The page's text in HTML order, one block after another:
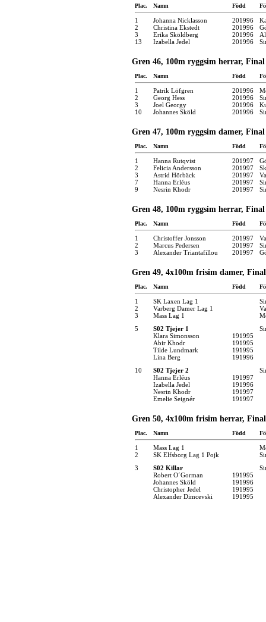
Plac. Namn Född
1 Johanna Nicklasson 201996
2
Christina Ekstedt 201996
3
Erika Sköldberg 201996
13
Izabella Jedel 201996
Gren 46, 100m ryggsim herrar, Final
Plac. Namn Född
1 Patrik Löfgren 201996
2
Georg Hess 201996
3
Joel Georgy 201996
10
Johannes Sköld 201996
Gren 47, 100m ryggsim damer, Final
Plac. Namn Född
1 Hanna Rutqvist 201997
2
Felicia Andersson 201997
3
Astrid Hörbäck 201997
7
Hanna Erléus 201997
9
Nesrin Khodr 201997
Gren 48, 100m ryggsim herrar, Final
Plac. Namn Född
1 Christoffer Jonsson 201997
2
Marcus Pedersen 201997
3
Alexander Triantafillou 201997
Gren 49, 4x100m frisim damer, Final
Plac. Namn Född
1 SK Laxen Lag 1
2
Varberg Damer Lag 1
3
Mass Lag 1
5
S02 Tjejer 1
Klara Simonsson
191995
Abir Khodr
191995
Tilde Lundmark
191995
Lina Berg
191996
10
S02 Tjejer 2
Hanna Erléus
191997
Izabella Jedel
191996
Nesrin Khodr
191997
Emelie Seignér
191997
Gren 50, 4x100m frisim herrar, Final
Plac. Namn Född
1 Mass Lag 1
2
SK Elfsborg Lag 1 Pojk
3
S02 Killar
Robert O´Gorman
191995
Johannes Sköld
191996
Christopher Jedel
191995
Alexander Dimcevski
191995